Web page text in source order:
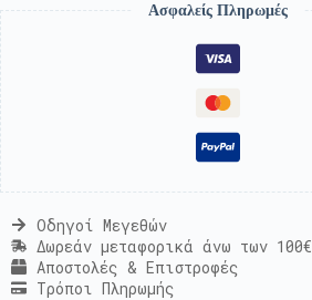
Ασφαλείς Πληρωμές
Οδηγοί Μεγεθών
Δωρεάν μεταφορικά άνω των 100€
Αποστολές & Επιστροφές
Τρόποι Πληρωμής